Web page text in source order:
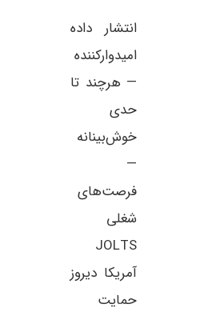
انتشار داده
امیدوارکننده
— هرچند تا
حدی
خوش‌بینانه
—
فرصت‌های
شغلی
JOLTS
آمریکا دیروز
حمایت